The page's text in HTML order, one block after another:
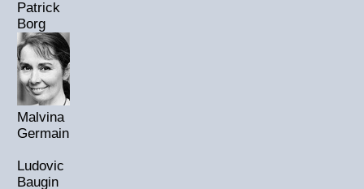
Patrick
Borg
Malvina
Germain
Ludovic
Baugin